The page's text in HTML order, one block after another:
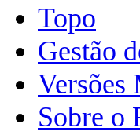
Topo
Gestão
Versões
Sobre o